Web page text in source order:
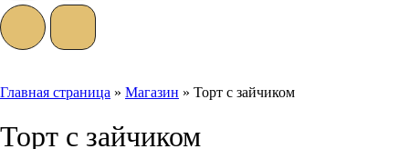
Главная страница » Магазин » Торт с зайчиком
Торт с зайчиком